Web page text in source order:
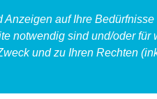
auf Ihre
notwendig sind und/oder
und zu Ihren Rechten